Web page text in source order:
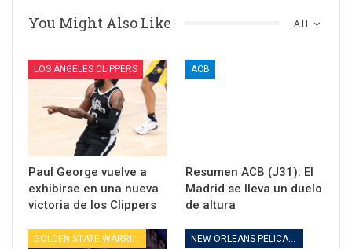
All
You Might Also Like
LOS ÁNGELES CLIPPERS
Paul George vuelve a
exhibirse en una nueva
victoria de los Clippers
ACB
Resumen ACB (J31): El
Madrid se lleva un duelo
de altura
GOLDEN STATE WARRIORS NEW ORLEANS PELICANS